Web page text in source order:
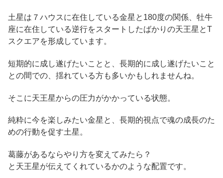
土星は７ハウスに在住している金星と180度の関係、牡牛
座に在住している逆行をスタートしたばかりの天王星とT
スクエアを形成しています。
短期的に成し遂げたいことと、長期的に成し遂げたいこと
との間での、揺れている方も多いかもしれませんね。
そこに天王星からの圧力がかかっている状態。
純粋に今を楽しみたい金星と、長期的視点で魂の成長のた
めの行動を促す土星。
葛藤があるならやり方を変えてみたら？
と天王星が伝えてくれているかのような配置です。